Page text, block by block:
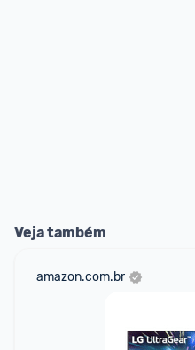
Veja também
amazon.com.br